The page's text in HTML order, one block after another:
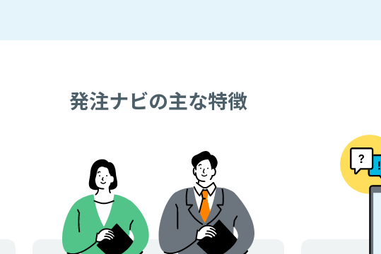
発注ナビの主な特徴